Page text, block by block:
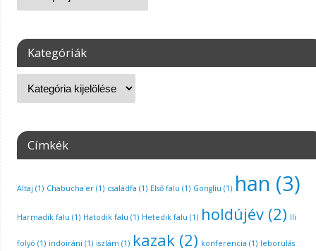
Kategóriák
Címkék
Altaj (1) Chabucha'er(1) családfa (1) Első falu (1) Gongliu (1) han (3)
Harmadik falu (1) Hatodik falu (1) Hetedik falu (1) holdújév(2) Ili
folyó (1) indoiráni (1) iszlám (1) kazak(2) konferencia (1) leborulás